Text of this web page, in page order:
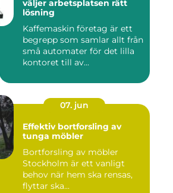
väljer arbetsplatsen rätt
lösning
Kaffemaskin företag är ett
begrepp som samlar allt från
små automater för det lilla
kontoret till av...
07. jun
Effektiv bortforsling av
tunga möbler
Bortforsling av möbler
Stockholm är ett vanligt
behov när hem ska rensas,
flyttar ska...